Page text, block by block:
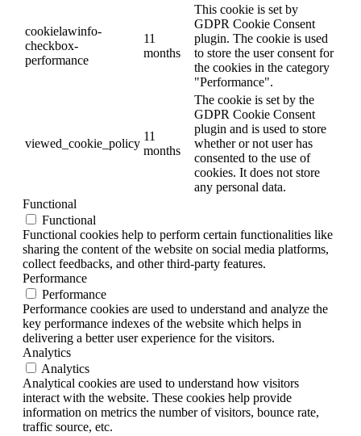
cookielawinfo-
checkbox-
performance
11
months
This cookie is set by
GDPR Cookie Consent
plugin. The cookie is used
to store the user consent for
the cookies in the category
"Performance".
viewed_cookie_policy
11
months
The cookie is set by the
GDPR Cookie Consent
plugin and is used to store
whether or not user has
consented to the use of
cookies. It does not store
any personal data.
Functional
Functional
Functional cookies help to perform certain functionalities like
sharing the content of the website on social media platforms,
collect feedbacks, and other third-party features.
Performance
Performance
Performance cookies are used to understand and analyze the
key performance indexes of the website which helps in
delivering a better user experience for the visitors.
Analytics
Analytics
Analytical cookies are used to understand how visitors
interact with the website. These cookies help provide
information on metrics the number of visitors, bounce rate,
traffic source, etc.